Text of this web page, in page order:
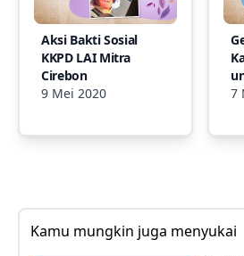
Aksi Bakti Sosial
KKPD LAI Mitra
Cirebon
9 Mei 2020
7
Kamu mungkin juga menyukai